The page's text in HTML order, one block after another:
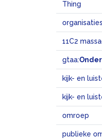
Thing
organisaties
11C2
gtaa:
kijk- en
kijk- en
omroep
publieke